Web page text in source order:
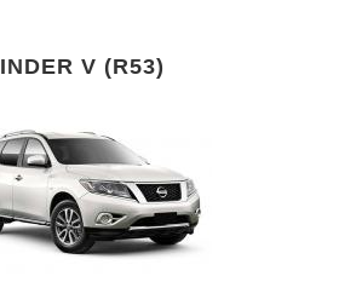
V (R53)